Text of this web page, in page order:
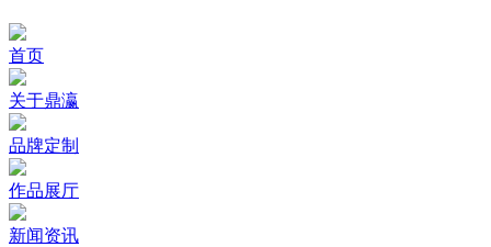
首页
关于鼎瀛
品牌定制
作品展厅
新闻资讯